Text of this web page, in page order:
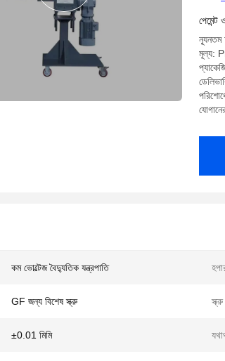
পেমেন্ট
ন্যূনতম
মূল্য:
কম ভোল্টেজ বৈদ্যুতিক যন্ত্রপাতি
GF জন্য বিশেষ স্ক্রু
±0.01 মিমি